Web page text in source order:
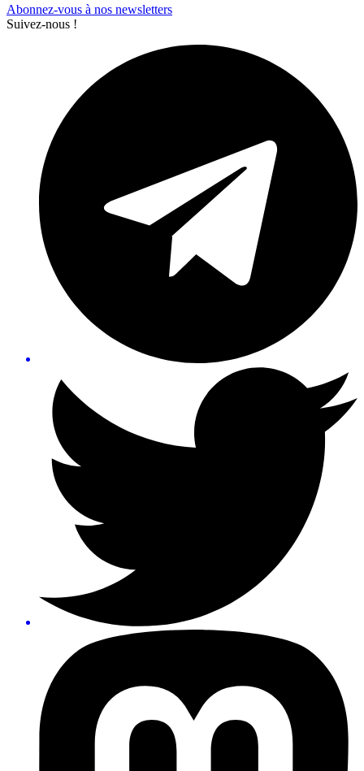
Abonnez-vous à nos newsletters
Suivez-nous !